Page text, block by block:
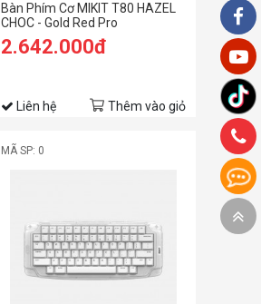
Bàn Phím Cơ MIKIT T80 HAZEL
CHOC - Gold Red Pro
2.642.000đ
Liên hệ Thêm vào giỏ
MÃ SP: 0